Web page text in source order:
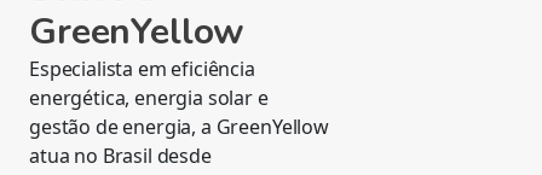
GreenYellow
Especialista em eficiência
energética, energia solar e
gestão de energia, a GreenYellow
atua no Brasil desde